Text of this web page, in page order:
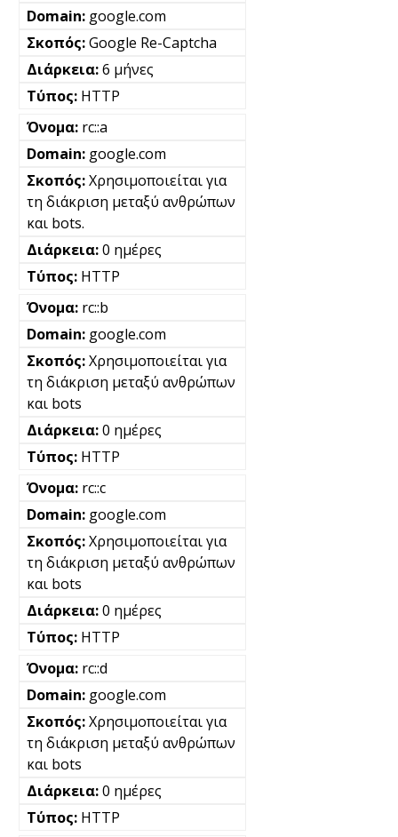
google.com
Google Re-Captcha
6 μήνες
HTTP
rc::a
google.com
Χρησιμοποιείται για
τη διάκριση μεταξύ ανθρώπων
και bots.
0 ημέρες
HTTP
rc::b
google.com
Χρησιμοποιείται για
τη διάκριση μεταξύ ανθρώπων
και bots
0 ημέρες
HTTP
rc::c
google.com
Χρησιμοποιείται για
τη διάκριση μεταξύ ανθρώπων
και bots
0 ημέρες
HTTP
rc::d
google.com
Χρησιμοποιείται για
τη διάκριση μεταξύ ανθρώπων
και bots
0 ημέρες
HTTP